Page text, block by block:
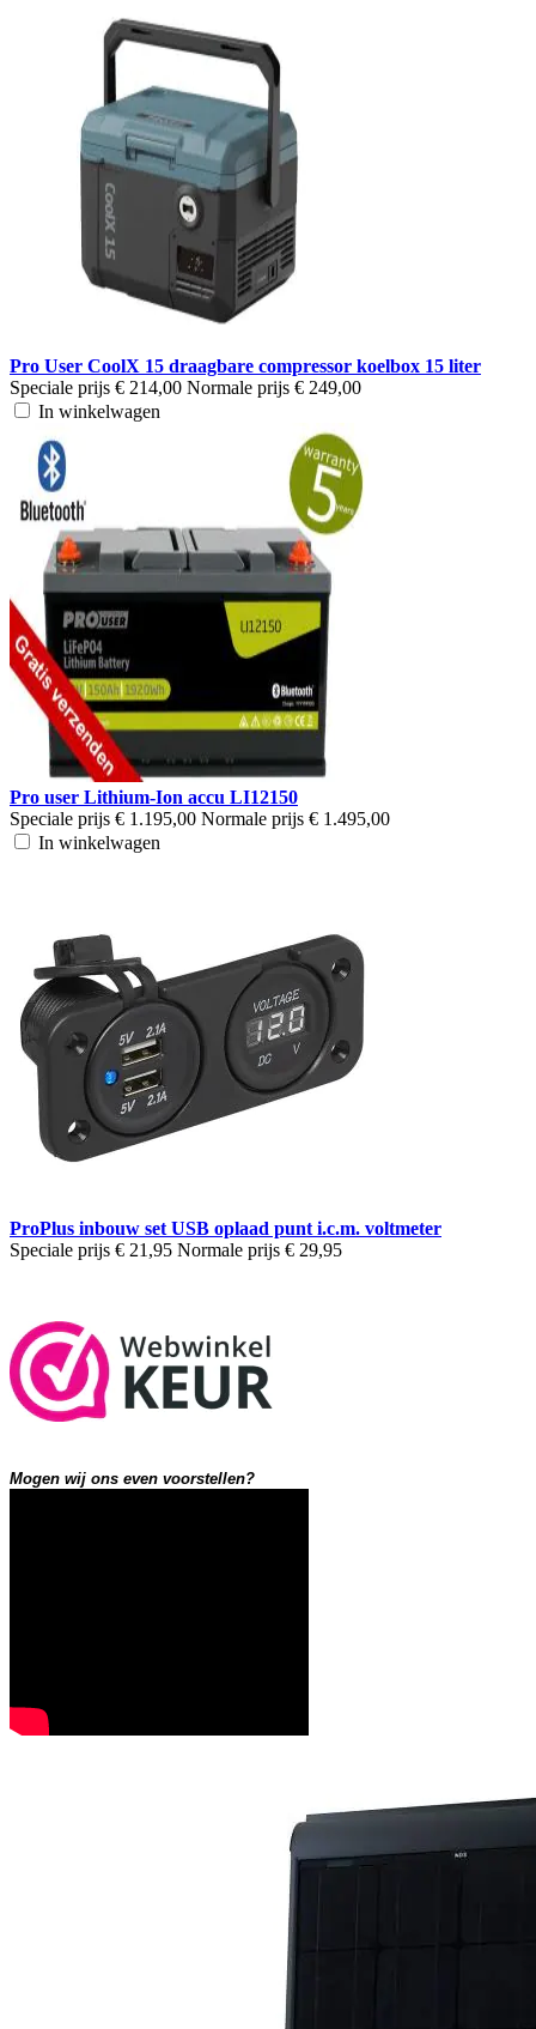
Pro User CoolX 15 draagbare compressor koelbox 15 liter
Speciale prijs € 214,00 Normale prijs € 249,00
In winkelwagen
Pro user Lithium-Ion accu LI12150
Speciale prijs € 1.195,00 Normale prijs € 1.495,00
In winkelwagen
ProPlus inbouw set USB oplaad punt i.c.m. voltmeter
Speciale prijs € 21,95 Normale prijs € 29,95
Mogen wij ons even voorstellen?